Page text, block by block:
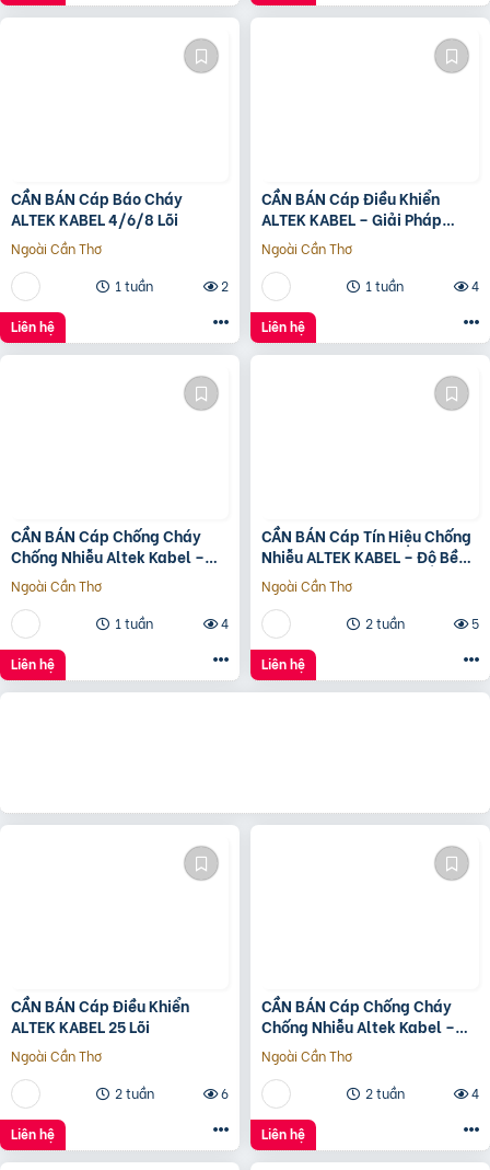
CẦN BÁN Cáp Báo Cháy
ALTEK KABEL 4/6/8 Lõi
Ngoài Cần Thơ
1 tuần
2
Liên hệ
CẦN BÁN Cáp Điều Khiển
ALTEK KABEL – Giải Pháp
Truyền Tín Hiệu Ổn Định
Ngoài Cần Thơ
1 tuần
4
Liên hệ
CẦN BÁN Cáp Chống Cháy
Chống Nhiễu Altek Kabel –
Đáp Ứng Yêu Cầu Cho Hệ
Thống PCCC
Ngoài Cần Thơ
1 tuần
4
Liên hệ
CẦN BÁN Cáp Tín Hiệu Chống
Nhiễu ALTEK KABEL – Độ Bền
Cao, Chống Nhiễu Tối Ưu
Ngoài Cần Thơ
2 tuần
5
Liên hệ
CẦN BÁN Cáp Điều Khiển
ALTEK KABEL 25 Lõi
Ngoài Cần Thơ
2 tuần
6
Liên hệ
CẦN BÁN Cáp Chống Cháy
Chống Nhiễu Altek Kabel –
Cáp PCCC Cho Công Trình
Hiện Đại
Ngoài Cần Thơ
2 tuần
4
Liên hệ